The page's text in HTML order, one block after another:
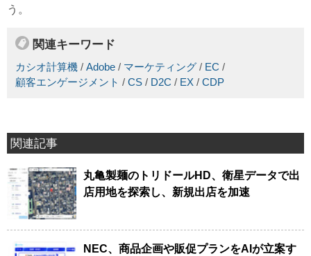
う。
関連キーワード
カシオ計算機 / Adobe / マーケティング / EC /
顧客エンゲージメント / CS / D2C / EX / CDP
関連記事
丸亀製麺のトリドールHD、衛星データで出
店用地を探索し、新規出店を加速
NEC、商品企画や販促プランをAIが立案す